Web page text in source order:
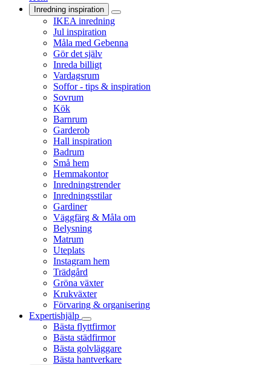
Inredning inspiration
IKEA inredning
Jul inspiration
Måla med Gebenna
Gör det själv
Inreda billigt
Vardagsrum
Soffor - tips & inspiration
Sovrum
Kök
Barnrum
Garderob
Hall inspiration
Badrum
Små hem
Hemmakontor
Inredningstrender
Inredningsstilar
Gardiner
Väggfärg & Måla om
Belysning
Matrum
Uteplats
Instagram hem
Trädgård
Gröna växter
Krukväxter
Förvaring & organisering
Expertishjälp
Bästa flyttfirmor
Bästa städfirmor
Bästa golvläggare
Bästa hantverkare